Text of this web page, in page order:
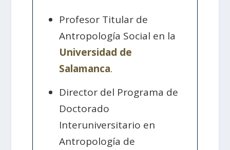
Profesor Titular de
Antropología Social en la
Universidad de
Salamanca.
Director del Programa de
Doctorado
Interuniversitario en
Antropología de